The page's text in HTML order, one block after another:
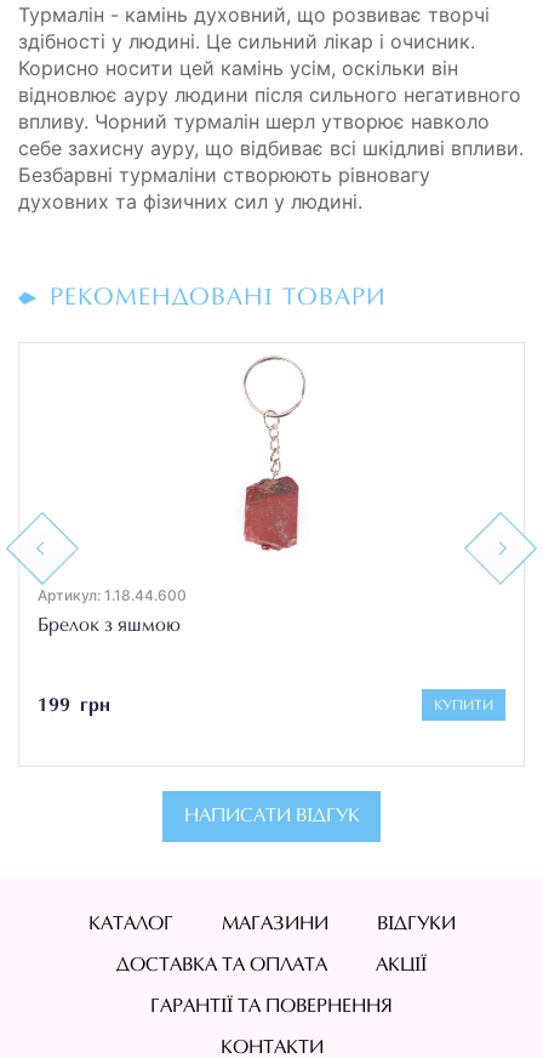
Турмалін - камінь духовний, що розвиває творчі
здібності у людині. Це сильний лікар і очисник.
Корисно носити цей камінь усім, оскільки він
відновлює ауру людини після сильного негативного
впливу. Чорний турмалін шерл утворює навколо
себе захисну ауру, що відбиває всі шкідливі впливи.
Безбарвні турмаліни створюють рівновагу
духовних та фізичних сил у людині.
РЕКОМЕНДОВАНІ ТОВАРИ
Previous
Артикул: 1.18.44.600
Брелок з яшмою
199 грн КУПИТИ
Next
НАПИСАТИ ВІДГУК
КАТАЛОГ МАГАЗИНИ ВІДГУКИ
ДОСТАВКА ТА ОПЛАТА АКЦІЇ
ГАРАНТІЇ ТА ПОВЕРНЕННЯ
КОНТАКТИ